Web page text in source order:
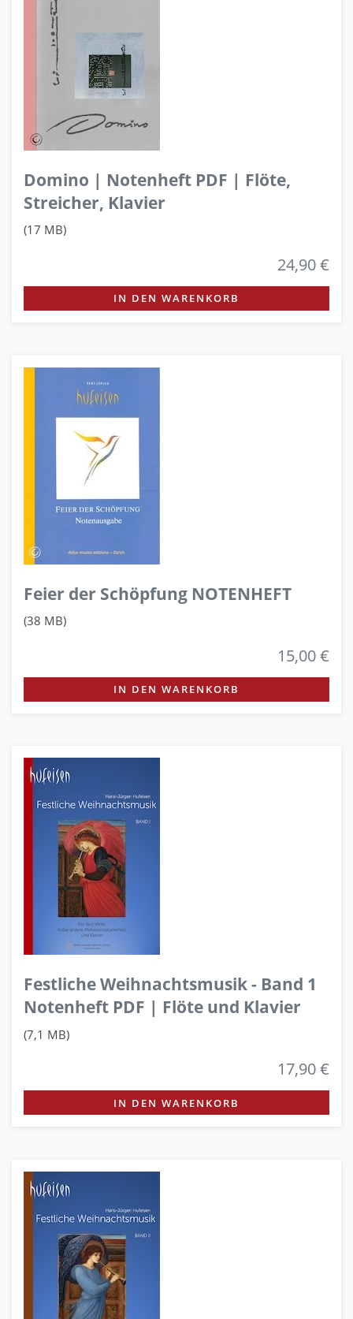
Domino | Notenheft PDF | Flöte,
Streicher, Klavier
(17 MB)
24,90 €
IN DEN WARENKORB
Feier der Schöpfung NOTENHEFT
(38 MB)
15,00 €
IN DEN WARENKORB
Festliche Weihnachtsmusik - Band 1
Notenheft PDF | Flöte und Klavier
(7,1 MB)
17,90 €
IN DEN WARENKORB